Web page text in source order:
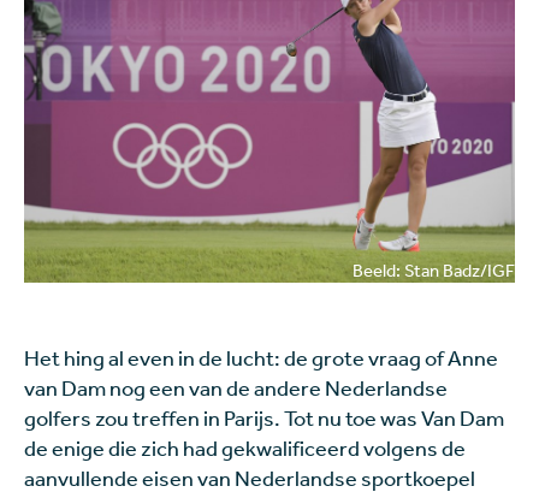
Beeld: Stan Badz/IGF
Het hing al even in de lucht: de grote vraag of Anne
van Dam nog een van de andere Nederlandse
golfers zou treffen in Parijs. Tot nu toe was Van Dam
de enige die zich had gekwalificeerd volgens de
aanvullende eisen van Nederlandse sportkoepel